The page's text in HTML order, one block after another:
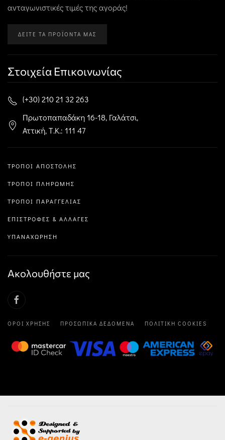
ανταγωνιστικές τιμές της αγοράς!
ΔΕΊΤΕ ΤΑ ΠΡΟΪΌΝΤΑ ΜΑΣ
Στοιχεία Επικοινωνίας
(+30) 210 21 32 263
Πρωτοπαπαδάκη 16-18, Γαλάτσι,
Αττική, Τ.Κ.: 111 47
ΤΡΌΠΟΙ ΑΠΟΣΤΟΛΉΣ
ΤΡΌΠΟΙ ΠΛΗΡΩΜΉΣ
ΤΡΌΠΟΙ ΠΑΡΑΓΓΕΛΊΑΣ
ΕΠΙΣΤΡΟΦΈΣ & ΑΛΛΑΓΈΣ
ΥΠΑΝΑΧΏΡΗΣΗ
Ακολουθήστε μας
ΌΡΟΙ ΧΡΉΣΗΣ ΠΡΟΣΩΠΙΚΆ ΔΕΔΟΜΈΝΑ ΠΟΛΙΤΙΚΉ COOKIES